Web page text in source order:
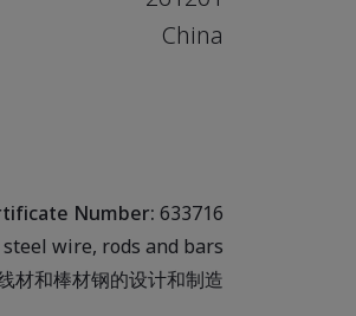
China
Number:633716
wire, rods and bars.
材和棒材钢的设计和制造。